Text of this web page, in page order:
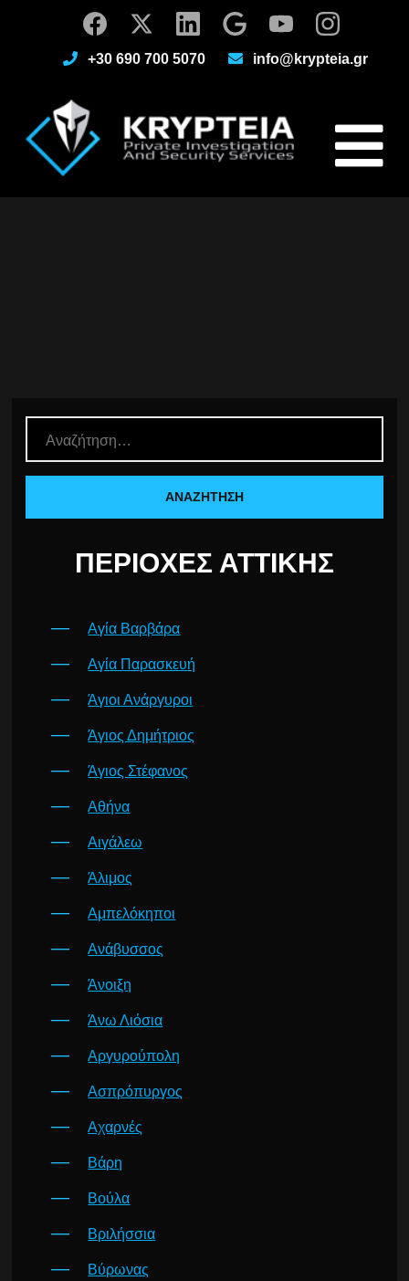
+30 690 700 5070 info@krypteia.gr
ΠΕΡΙΟΧΈΣ ΑΤΤΙΚΉΣ
Αγία Βαρβάρα
Αγία Παρασκευή
Άγιοι Ανάργυροι
Άγιος Δημήτριος
Άγιος Στέφανος
Αθήνα
Αιγάλεω
Άλιμος
Αμπελόκηποι
Ανάβυσσος
Άνοιξη
Άνω Λιόσια
Αργυρούπολη
Ασπρόπυργος
Αχαρνές
Βάρη
Βούλα
Βριλήσσια
Βύρωνας